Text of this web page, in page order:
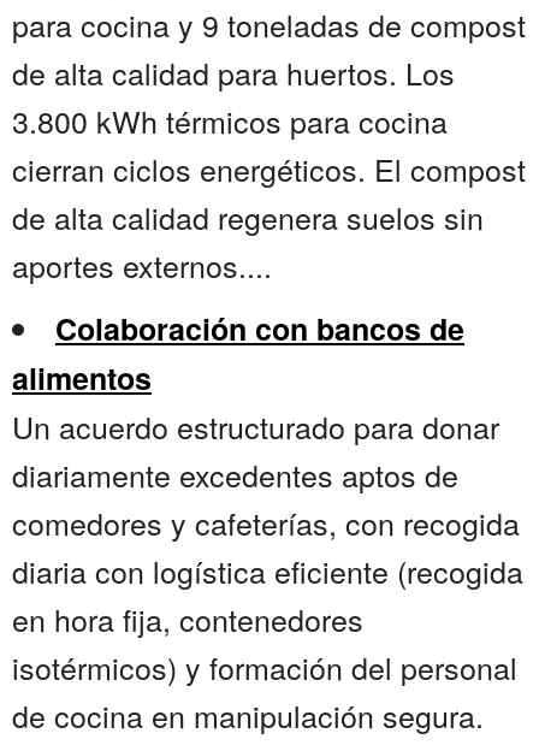
para cocina y 9 toneladas de compost
de alta calidad para huertos. Los
3.800 kWh térmicos para cocina
cierran ciclos energéticos. El compost
de alta calidad regenera suelos sin
aportes externos....
Colaboración con bancos de
alimentos
Un acuerdo estructurado para donar
diariamente excedentes aptos de
comedores y cafeterías, con recogida
diaria con logística eficiente (recogida
en hora fija, contenedores
isotérmicos) y formación del personal
de cocina en manipulación segura.